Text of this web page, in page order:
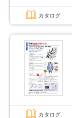
カタログ
カタログ